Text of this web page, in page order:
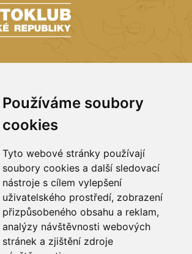
Používáme soubory
cookies
Tyto webové stránky používají
soubory cookies a další sledovací
nástroje s cílem vylepšení
uživatelského prostředí, zobrazení
přizpůsobeného obsahu a reklam,
analýzy návštěvnosti webových
stránek a zjištění zdroje
224 (sekretariat)